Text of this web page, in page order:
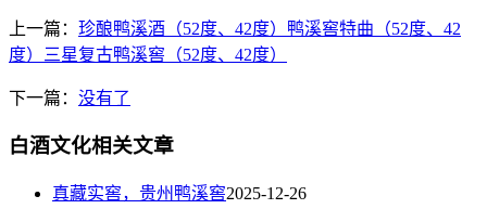
上一篇： 珍酿鸭溪酒（52度、42度）鸭溪窖特曲（52度、42
度）三星复古鸭溪窖（52度、42度）
下一篇： 没有了
白酒文化相关文章
真藏实窖，贵州鸭溪窖2025-12-26